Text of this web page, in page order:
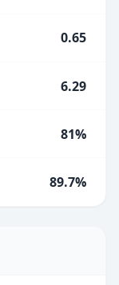
0.65
6.29
81%
89.7%